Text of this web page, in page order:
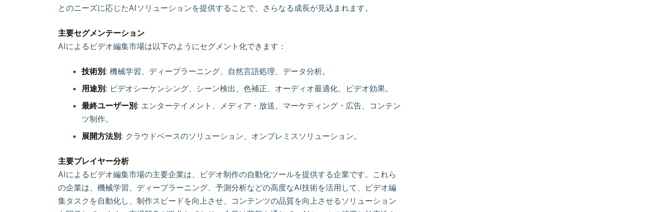
とのニーズに応じたAIソリューションを提供することで、さらなる成長が見込まれます。
主要セグメンテーション
AIによるビデオ編集市場は以下のようにセグメント化できます：
技術別 : 機械学習、ディープラーニング、自然言語処理、データ分析。
用途別 : ビデオシーケンシング、シーン検出、色補正、オーディオ最適化、ビデオ効果。
最終ユーザー別 : エンターテイメント、メディア・放送、マーケティング・広告、コンテン
ツ制作。
展開方法別 : クラウドベースのソリューション、オンプレミスソリューション。
主要プレイヤー分析
AIによるビデオ編集市場の主要企業は、ビデオ制作の自動化ツールを提供する企業です。これら
の企業は、機械学習、ディープラーニング、予測分析などの高度なAI技術を活用して、ビデオ編
集タスクを自動化し、制作スピードを向上させ、コンテンツの品質を向上させるソリューション